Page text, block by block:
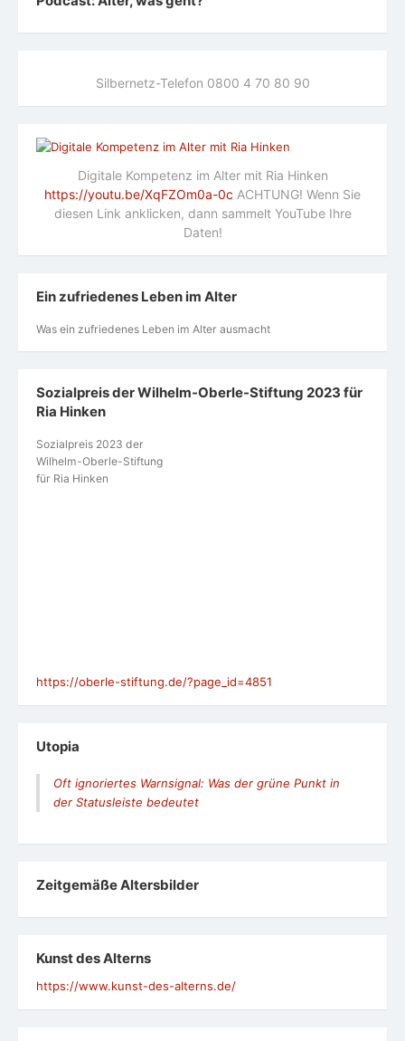
Silbernetz-Telefon 0800 4 70 80 90
Digitale Kompetenz im Alter mit Ria Hinken
https://youtu.be/XqFZOm0a-0c ACHTUNG! Wenn Sie
diesen Link anklicken, dann sammelt YouTube Ihre
Daten!
Ein zufriedenes Leben im Alter
Was ein zufriedenes Leben im Alter ausmacht
Sozialpreis der Wilhelm-Oberle-Stiftung 2023 für
Ria Hinken
Sozialpreis 2023 der
Wilhelm-Oberle-Stiftung
für Ria Hinken
https://oberle-stiftung.de/?page_id=4851
Utopia
Oft ignoriertes Warnsignal: Was der grüne Punkt in
der Statusleiste bedeutet
Zeit­ge­mäße Alters­bil­der
Kunst des Alterns
https://www.kunst-des-alterns.de/